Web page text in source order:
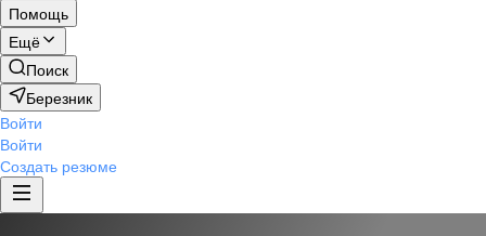
Помощь
Ещё
Поиск
Березник
Войти
Войти
Создать резюме